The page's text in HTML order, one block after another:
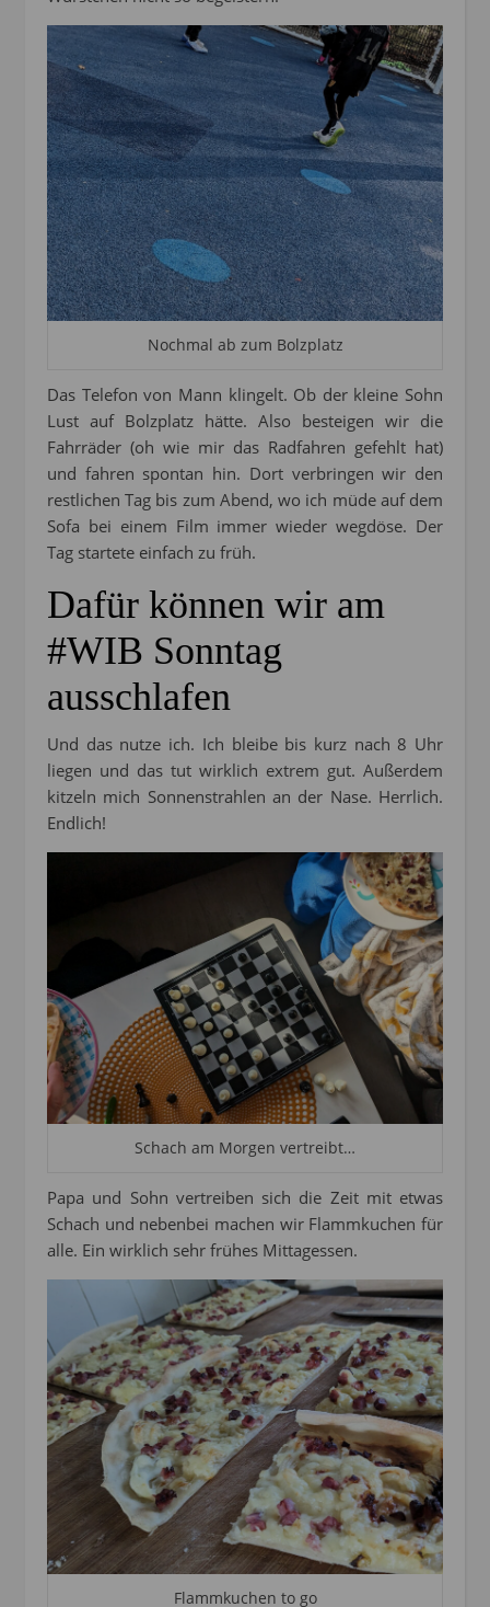
Nochmal ab zum Bolzplatz
Das Telefon von Mann klingelt. Ob der kleine Sohn
Lust auf Bolzplatz hätte. Also besteigen wir die
Fahrräder (oh wie mir das Radfahren gefehlt hat)
und fahren spontan hin. Dort verbringen wir den
restlichen Tag bis zum Abend, wo ich müde auf dem
Sofa bei einem Film immer wieder wegdöse. Der
Tag startete einfach zu früh.
Dafür können wir am
#WIB Sonntag
ausschlafen
Und das nutze ich. Ich bleibe bis kurz nach 8 Uhr
liegen und das tut wirklich extrem gut. Außerdem
kitzeln mich Sonnenstrahlen an der Nase. Herrlich.
Endlich!
Schach am Morgen vertreibt…
Papa und Sohn vertreiben sich die Zeit mit etwas
Schach und nebenbei machen wir Flammkuchen für
alle. Ein wirklich sehr frühes Mittagessen.
Flammkuchen to go